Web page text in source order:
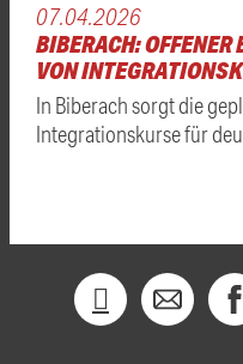
07.04.2026
BIBERACH: OFFENER
VON
In Biberach sorgt die
Integrationskurse für